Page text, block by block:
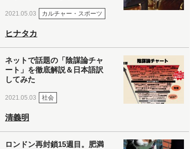
2021.05.03 カルチャー・スポーツ
ヒナタカ
ネットで話題の「陰謀論チャ
ート」を徹底解説＆日本語訳
してみた
2021.05.03 社会
清義明
ロンドン再封鎖15週目。肥満